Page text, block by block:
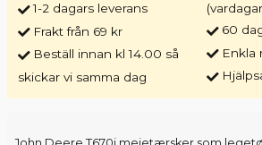
1-2 dagars leverans
Frakt från 69 kr
Beställ innan kl 14.00 så
skickar vi samma dag
60
Enkla